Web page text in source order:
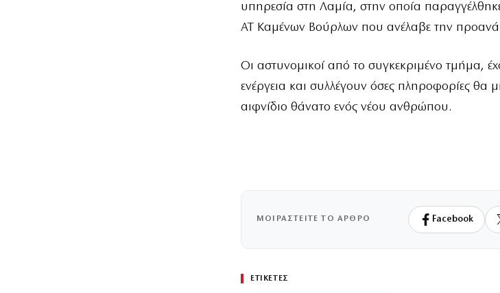
υπηρεσία στη Λαμία, στην οποία
ΑΤ Καμένων Βούρλων που ανέλαβε την
Οι αστυνομικοί από το συγκεκριμένο τμήμα,
ενέργεια και συλλέγουν όσες πληροφορίες
αιφνίδιο θάνατο ενός νέου ανθρώπου.
ΜΟΙΡΑΣΤΕΙΤΕ ΤΟ ΑΡΘΡΟ Facebook
ΕΤΙΚΕΤΕΣ